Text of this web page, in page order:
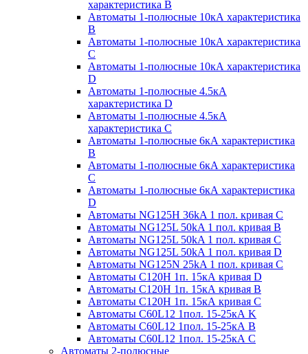
характеристика В
Автоматы 1-полюсные 10кА характеристика
B
Автоматы 1-полюсные 10кА характеристика
C
Автоматы 1-полюсные 10кА характеристика
D
Автоматы 1-полюсные 4.5кА
характеристика D
Автоматы 1-полюсные 4.5кА
характеристика С
Автоматы 1-полюсные 6кА характеристика
B
Автоматы 1-полюсные 6кА характеристика
C
Автоматы 1-полюсные 6кА характеристика
D
Автоматы NG125H 36kA 1 пол. кривая C
Автоматы NG125L 50kA 1 пол. кривая B
Автоматы NG125L 50kA 1 пол. кривая C
Автоматы NG125L 50kA 1 пол. кривая D
Автоматы NG125N 25kA 1 пол. кривая C
Автоматы С120H 1п. 15кА кривая D
Автоматы С120H 1п. 15кА кривая В
Автоматы С120H 1п. 15кА кривая С
Автоматы С60L12 1пол. 15-25кА K
Автоматы С60L12 1пол. 15-25кА В
Автоматы С60L12 1пол. 15-25кА С
Автоматы 2-полюсные